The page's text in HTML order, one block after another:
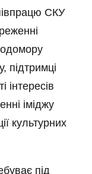
СКУ
підтримці
інтересів
іміджу
культурних
під